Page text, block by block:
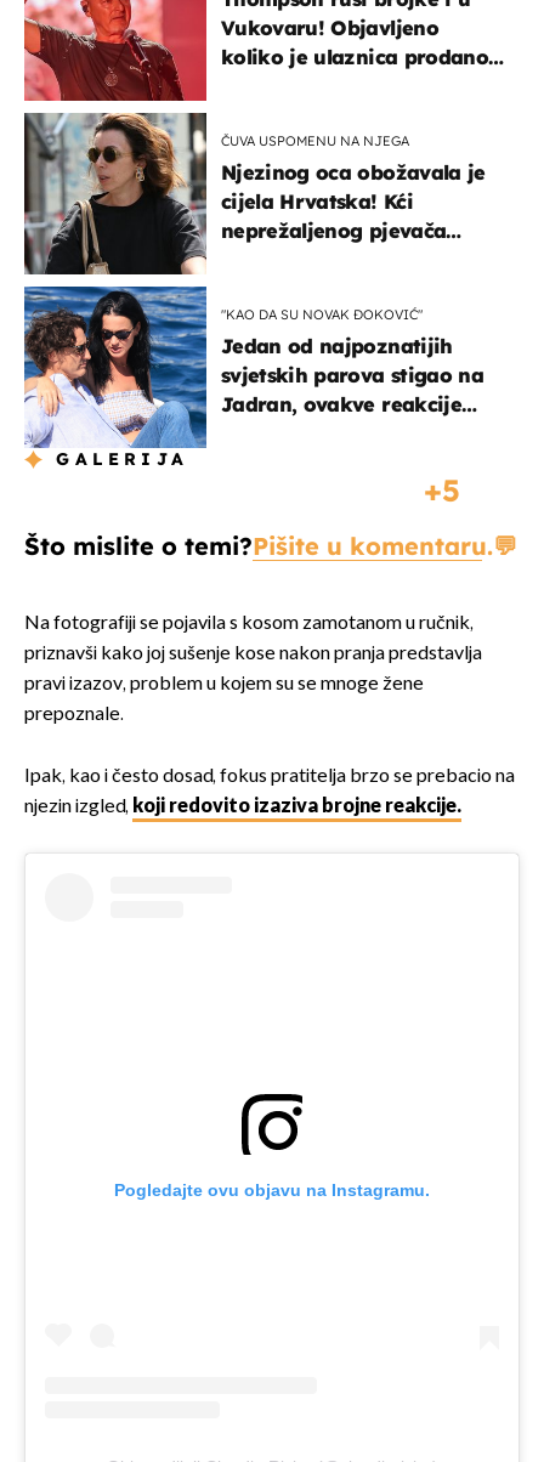
Vukovaru! Objavljeno
koliko je ulaznica prodano
ČUVA USPOMENU NA NJEGA
Njezinog oca obožavala je
cijela Hrvatska! Kći
neprežaljenog pjevača
"KAO DA SU NOVAK ĐOKOVIĆ"
Jedan od najpoznatijih
svjetskih parova stigao na
Jadran, ovakve reakcije
GALERIJA
5
Što mislite o temi?Pišite u komentaru.
Na fotografiji se pojavila s kosom zamotanom u ručnik,
priznavši kako joj sušenje kose nakon pranja predstavlja
pravi izazov, problem u kojem su se mnoge žene
prepoznale.
Ipak, kao i često dosad, fokus pratitelja brzo se prebacio na
njezin izgled, koji redovito izaziva brojne reakcije.
Pogledajte ovu objavu na Instagramu.